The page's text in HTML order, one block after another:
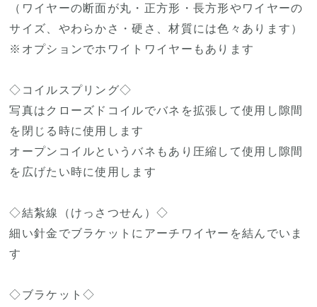
（ワイヤーの断面が丸・正方形・長方形やワイヤーの
サイズ、やわらかさ・硬さ、材質には色々あります）
※オプションでホワイトワイヤーもあります
◇コイルスプリング◇
写真はクローズドコイルでバネを拡張して使用し隙間
を閉じる時に使用します
オープンコイルというバネもあり圧縮して使用し隙間
を広げたい時に使用します
◇結紮線（けっさつせん）◇
細い針金でブラケットにアーチワイヤーを結んでいま
す
◇ブラケット◇